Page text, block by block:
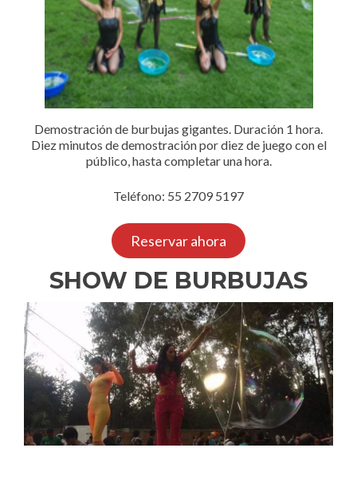
Demostración de burbujas gigantes. Duración 1 hora.
Diez minutos de demostración por diez de juego con el
público, hasta completar una hora.
Teléfono: 55 2709 5197
Reservar ahora
SHOW DE BURBUJAS